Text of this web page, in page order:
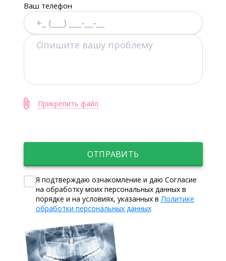
Ваш телефон
Прикрепить файл
ОТПРАВИТЬ
Я подтверждаю ознакомление и даю Согласие
на обработку моих персональных данных в
порядке и на условиях, указанных в Политике
обработки персональных данных